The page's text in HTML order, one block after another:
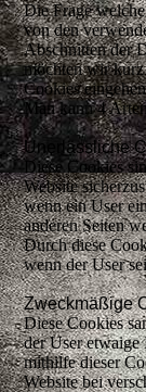
Die Frage
von den
Abschnitten der
möchten wir
Cookies
Man kann 4
Unerlässliche
Diese Cookies
Website
wenn ein User
anderen Seiten
Durch diese
wenn der User
Zweckmäßige
Diese Cookies
der User
mithilfe dieser
Website bei